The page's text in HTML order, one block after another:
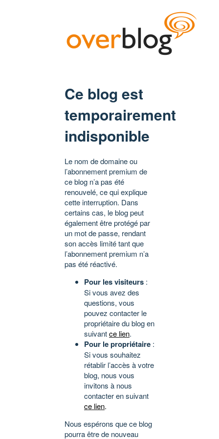
Ce blog est
temporairement
indisponible
Le nom de domaine ou
l’abonnement premium de
ce blog n’a pas été
renouvelé, ce qui explique
cette interruption. Dans
certains cas, le blog peut
également être protégé par
un mot de passe, rendant
son accès limité tant que
l’abonnement premium n’a
pas été réactivé.
Pour les visiteurs :
Si vous avez des
questions, vous
pouvez contacter le
propriétaire du blog en
suivantce lien.
Pour le propriétaire :
Si vous souhaitez
rétablir l’accès à votre
blog, nous vous
invitons à nous
contacter en suivant
ce lien.
Nous espérons que ce blog
pourra être de nouveau